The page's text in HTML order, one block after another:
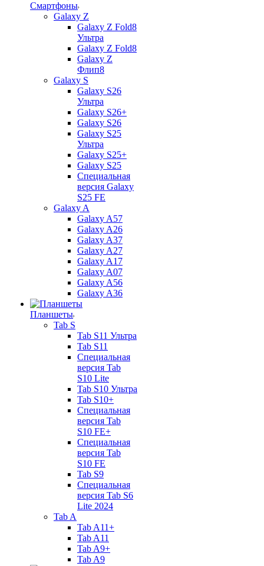
Смартфоны
Galaxy Z
Galaxy Z Fold8
Ультра
Galaxy Z Fold8
Galaxy Z
Флип8
Galaxy S
Galaxy S26
Ультра
Galaxy S26+
Galaxy S26
Galaxy S25
Ультра
Galaxy S25+
Galaxy S25
Специальная
версия Galaxy
S25 FE
Galaxy A
Galaxy A57
Galaxy A26
Galaxy A37
Galaxy A27
Galaxy A17
Galaxy A07
Galaxy A56
Galaxy A36
Планшеты
Tab S
Tab S11 Ультра
Tab S11
Специальная
версия Tab
S10 Lite
Tab S10 Ультра
Tab S10+
Специальная
версия Tab
S10 FE+
Специальная
версия Tab
S10 FE
Tab S9
Специальная
версия Tab S6
Lite 2024
Tab A
Tab A11+
Tab A11
Tab A9+
Tab A9